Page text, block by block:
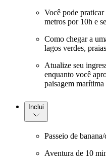
Você pode
metros por 10h e
Como chegar a
lagos verdes,
Atualize seu
enquanto você
paisagem marítima
Inclui
Passeio de
Aventura de 10